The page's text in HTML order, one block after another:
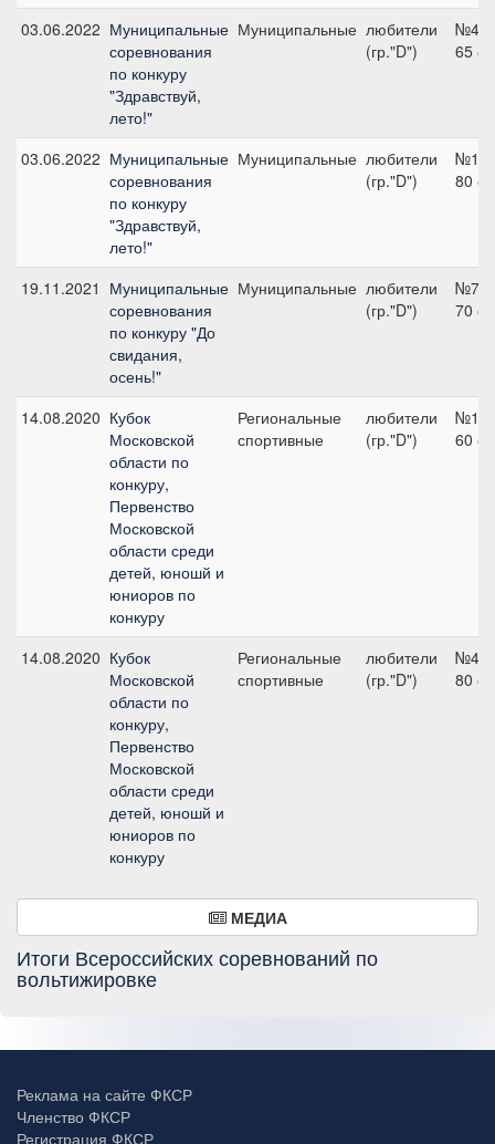
03.06.2022 Муниципальные
соревнования
по конкуру
"Здравствуй,
лето!"
Муниципальные любители
(гр."D")
№4,
65 см
03.06.2022 Муниципальные
соревнования
по конкуру
"Здравствуй,
лето!"
Муниципальные любители
(гр."D")
№1,
80 см
19.11.2021 Муниципальные
соревнования
по конкуру "До
свидания,
осень!"
Муниципальные любители
(гр."D")
№7,
70 см
14.08.2020 Кубок
Московской
области по
конкуру,
Первенство
Московской
области среди
детей, юношй и
юниоров по
конкуру
Региональные
спортивные
любители
(гр."D")
№1,
60 см
14.08.2020 Кубок
Московской
области по
конкуру,
Первенство
Московской
области среди
детей, юношй и
юниоров по
конкуру
Региональные
спортивные
любители
(гр."D")
№4,
80 см
МЕДИА
Итоги Всероссийских соревнований по
вольтижировке
Реклама на сайте ФКСР
Членство ФКСР
Регистрация ФКСР